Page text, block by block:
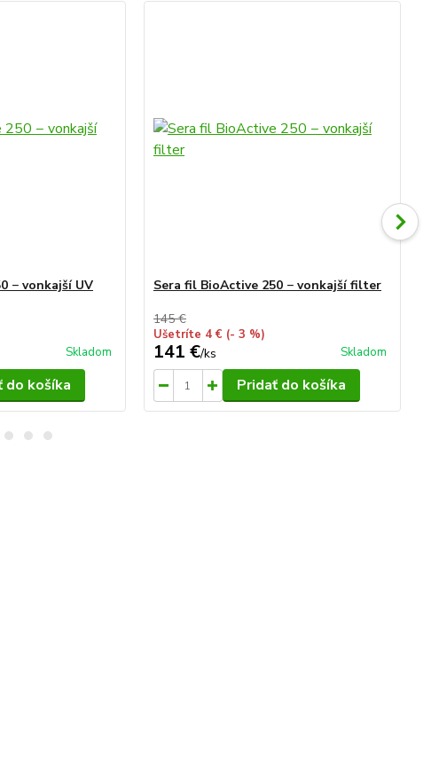
− vonkajší UV
Skladom
do košíka
Sera fil BioActive 250 − vonkajší filter
145 €
Ušetríte 4 € (- 3 %)
141 €/ks Skladom
Pridať do košíka